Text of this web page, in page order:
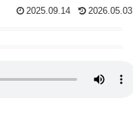
2025.09.14 2026.05.03